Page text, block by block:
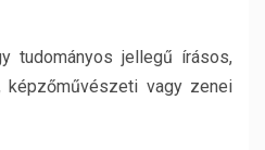
tudományos jellegű írásos,
vagy zenei